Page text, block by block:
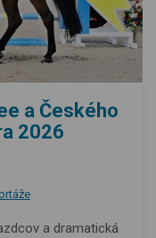
a Českého
2026
a dramatická